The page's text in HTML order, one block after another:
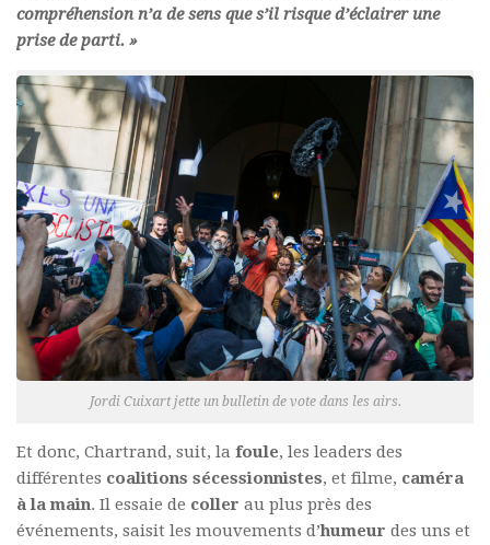
compréhension n’a de sens que s’il risque d’éclairer une
prise de parti. »
Jordi Cuixart jette un bulletin de vote dans les airs.
Et donc, Chartrand, suit, la foule, les leaders des
différentes coalitions sécessionnistes, et filme, caméra
à la main. Il essaie de coller au plus près des
événements, saisit les mouvements d’humeur des uns et